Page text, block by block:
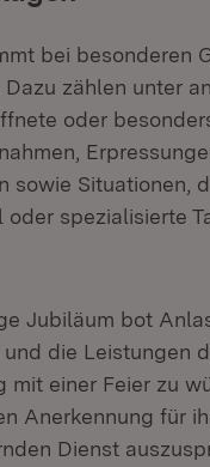
bei besonderen
Dazu zählen unter
oder
sowie Situationen,
oder spezialisierte
Jubiläum bot
die Leistungen
mit einer Feier zu
Anerkennung für
Dienst